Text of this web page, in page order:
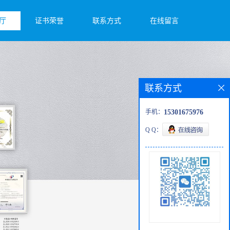
证书荣誉 联系方式 在线留言
联系方式
手机： 15301675976
Q Q：